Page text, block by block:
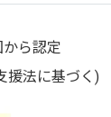
ら認定
援法に基づく)